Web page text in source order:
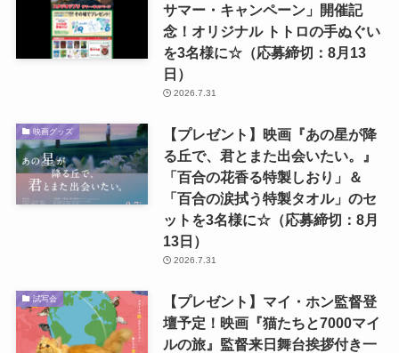
サマー・キャンペーン」開催記
念！オリジナル トトロの手ぬぐい
を3名様に☆（応募締切：8月13
日）
2026.7.31
映画グッズ
【プレゼント】映画『あの星が降
る丘で、君とまた出会いたい。』
「百合の花香る特製しおり」＆
「百合の涙拭う特製タオル」のセ
ットを3名様に☆（応募締切：8月
13日）
2026.7.31
試写会
【プレゼント】マイ・ホン監督登
壇予定！映画『猫たちと7000マイ
ルの旅』監督来日舞台挨拶付き一